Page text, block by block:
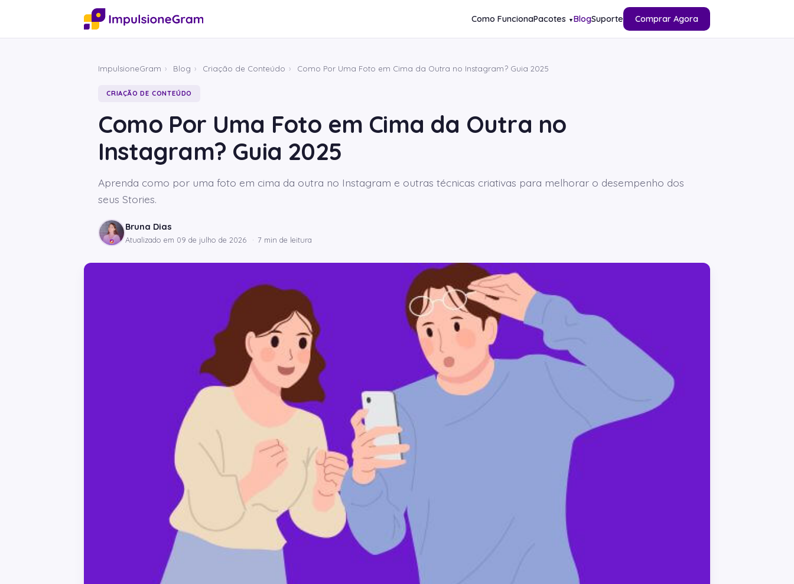
Como FuncionaPacotes ▼BlogSuporte Comprar Agora
ImpulsioneGram › Blog › Criação de Conteúdo › Como Por Uma Foto em Cima da Outra no Instagram? Guia 2025
CRIAÇÃO DE CONTEÚDO
Como Por Uma Foto em Cima da Outra no
Instagram? Guia 2025
Aprenda como por uma foto em cima da outra no Instagram e outras técnicas criativas para melhorar o desempenho dos
seus Stories.
Bruna Dias
Atualizado em 09 de julho de 2026 · 7 min de leitura